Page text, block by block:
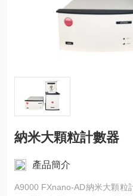
納米大顆粒計數器
產品簡介
A9000 FXnano-AD納米大顆粒